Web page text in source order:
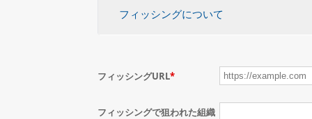
フィッシングについて
フィッシングURL*
フィッシングで狙われた組織